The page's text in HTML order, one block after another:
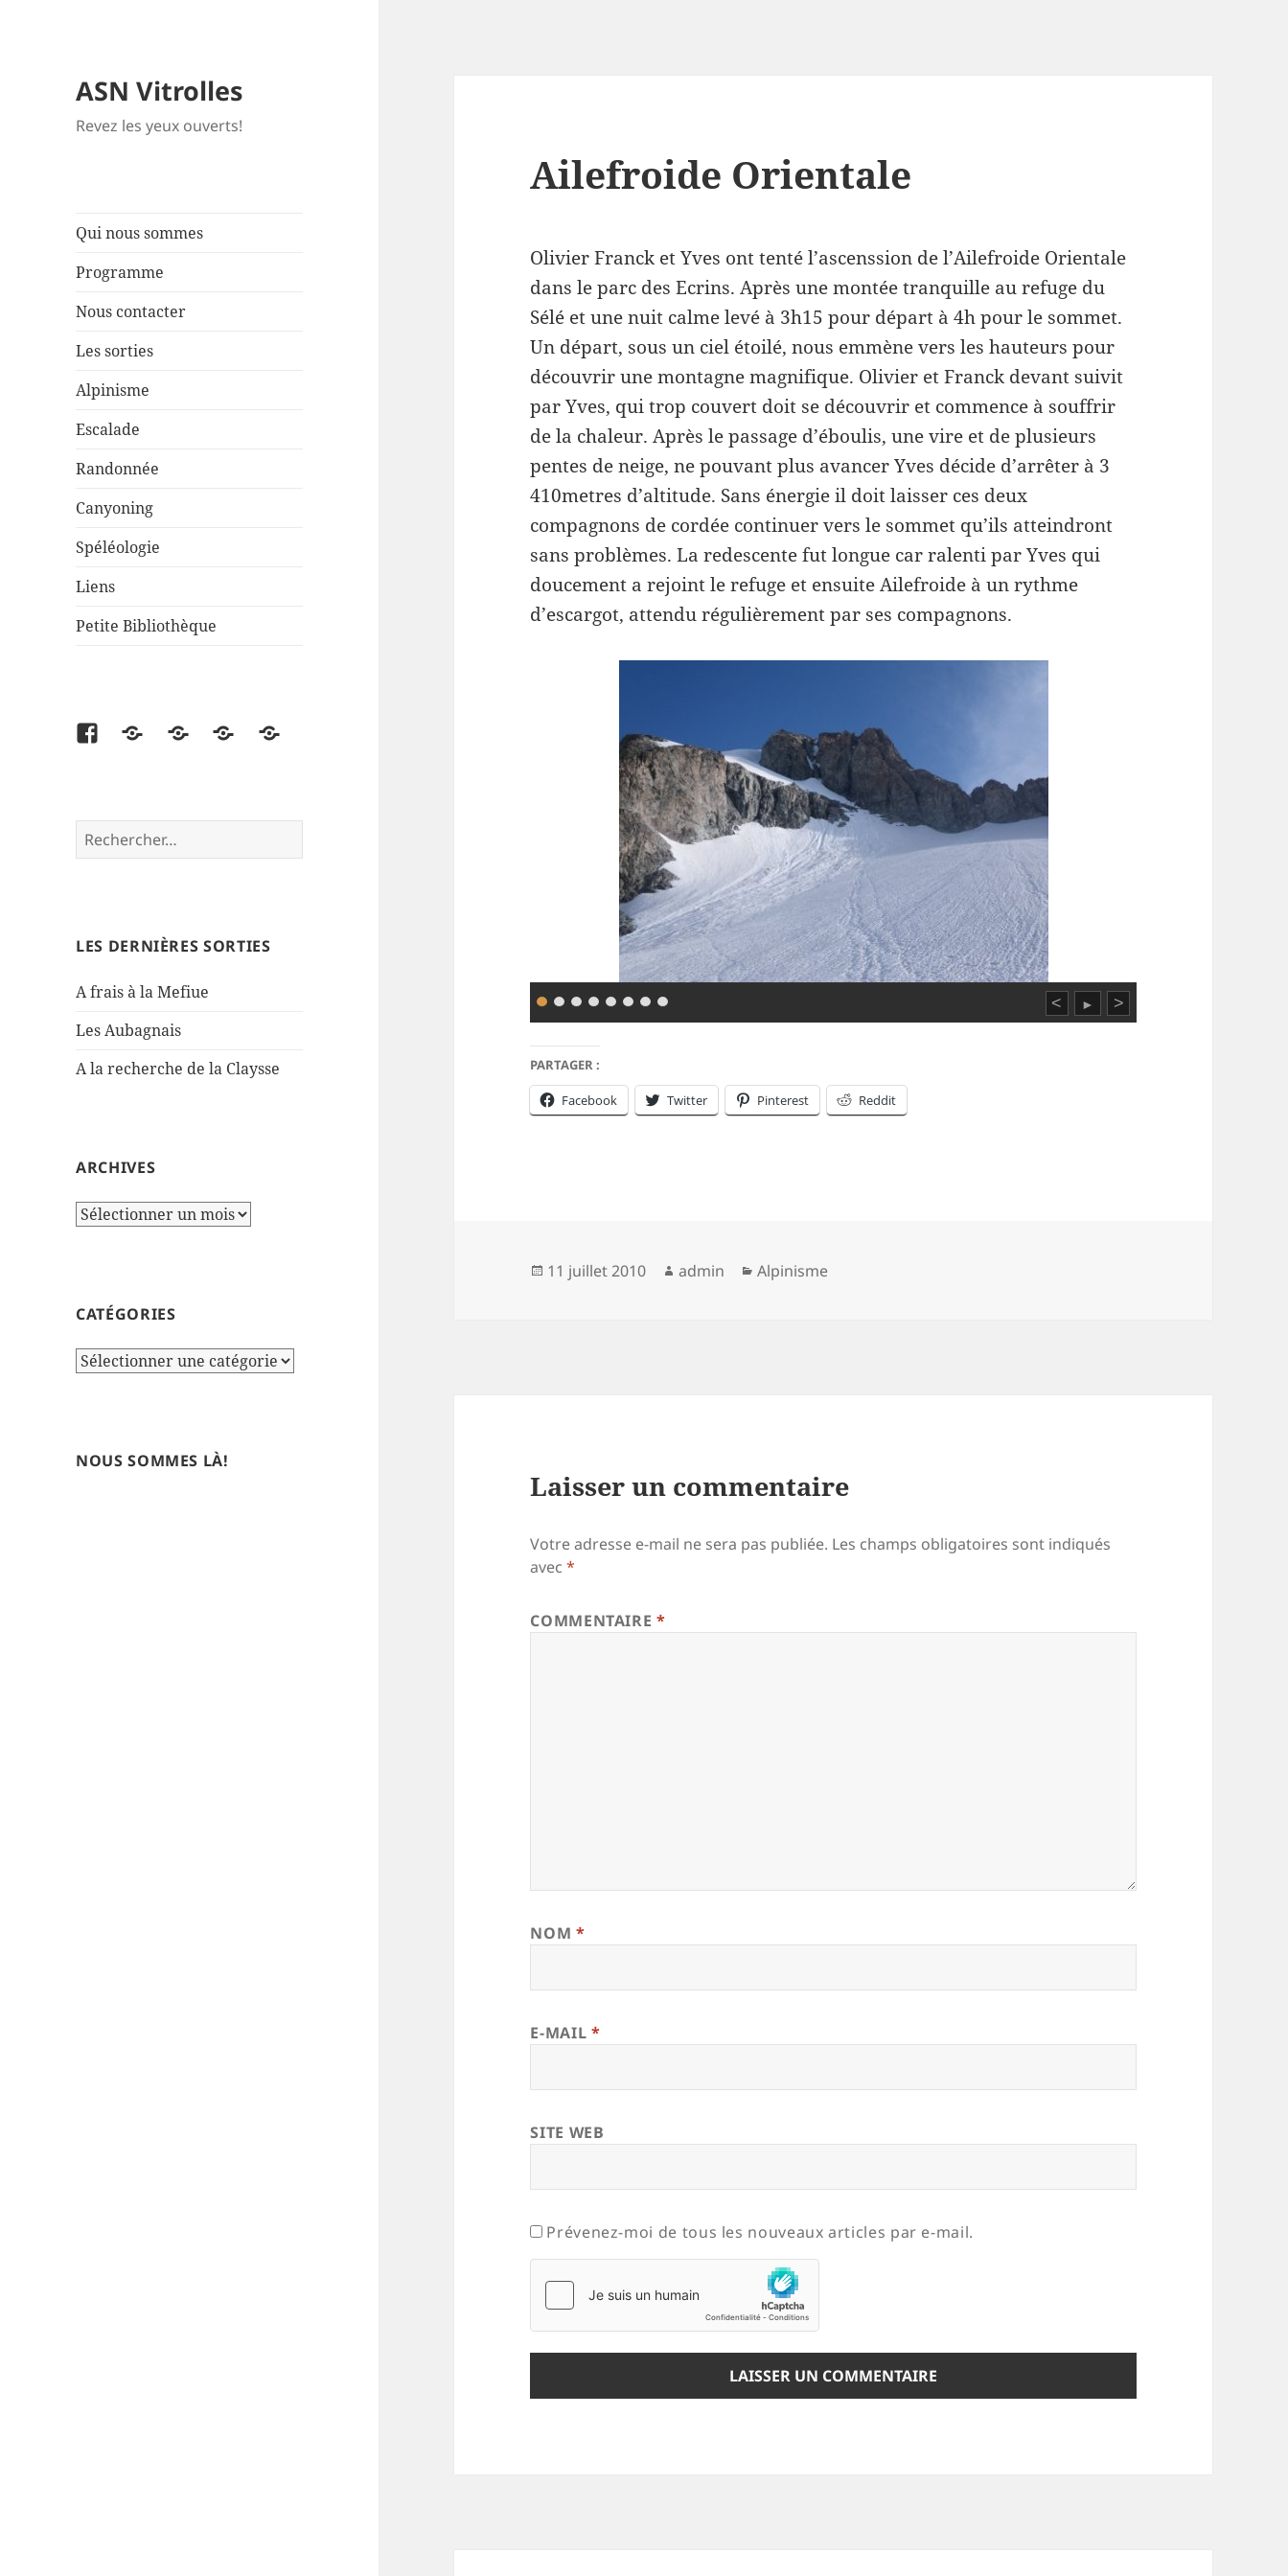
ASN Vitrolles
Revez les yeux ouverts!
Qui nous sommes
Programme
Nous contacter
Les sorties
Alpinisme
Escalade
Randonnée
Canyoning
Spéléologie
Liens
Petite Bibliothèque
FacebookPartenaire
Liens CartesPetite
Rechercher :
LES DERNIÈRES SORTIES
A frais à la Mefiue
Les Aubagnais
A la recherche de la Claysse
ARCHIVES
Archives
CATÉGORIES
Catégories
NOUS SOMMES LÀ!
Ailefroide Orientale
Olivier Franck et Yves ont tenté l’ascenssion de l’Ailefroide Orientale
dans le parc des Ecrins. Après une montée tranquille au refuge du
Sélé et une nuit calme levé à 3h15 pour départ à 4h pour le sommet.
Un départ, sous un ciel étoilé, nous emmène vers les hauteurs pour
découvrir une montagne magnifique. Olivier et Franck devant suivit
par Yves, qui trop couvert doit se découvrir et commence à souffrir
de la chaleur. Après le passage d’éboulis, une vire et de plusieurs
pentes de neige, ne pouvant plus avancer Yves décide d’arrêter à 3
410metres d’altitude. Sans énergie il doit laisser ces deux
compagnons de cordée continuer vers le sommet qu’ils atteindront
sans problèmes. La redescente fut longue car ralenti par Yves qui
doucement a rejoint le refuge et ensuite Ailefroide à un rythme
d’escargot, attendu régulièrement par ses compagnons.
< ► >
PARTAGER :
Facebook Twitter Pinterest Reddit
Publié
11 juillet 2010 Auteur
admin Catégories
Alpinisme
Laisser un commentaire
Votre adresse e-mail ne sera pas publiée. Les champs obligatoires sont indiqués
avec*
COMMENTAIRE*
NOM *
E-MAIL *
SITE WEB
Prévenez-moi de tous les nouveaux articles par e-mail.